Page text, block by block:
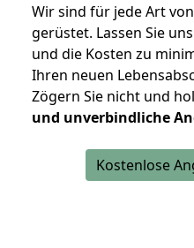
Wir sind für jede Art
gerüstet. Lassen Sie
und die Kosten zu
Ihren neuen
Zögern Sie nicht und
und unverbindliche
Kostenlose